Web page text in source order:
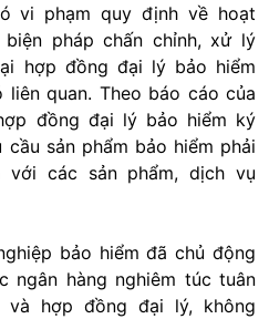
vi phạm quy định về hoạt
pháp chấn chỉnh, xử lý
hợp đồng đại lý bảo hiểm
quan. Theo báo cáo của
đồng đại lý bảo hiểm ký
sản phẩm bảo hiểm phải
các sản phẩm, dịch vụ
bảo hiểm đã chủ động
ngân hàng nghiêm túc tuân
hợp đồng đại lý, không